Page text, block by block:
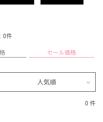
0件
セール価格
人気順
0 件